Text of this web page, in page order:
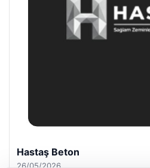
Enes Kaplan Avukatlık Bürosu
28/04/2026